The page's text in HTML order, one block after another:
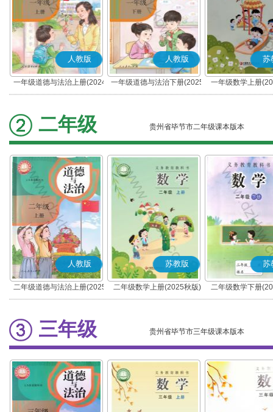
人教版
一年级道德与法治上册(2024
秋版)(部编版)
人教版
一年级道德与法治下册(2025
春版)(部编版)
苏
一年级数学上册
二年级 贵州省毕节市二年级课本版本
人教版
二年级道德与法治上册(2025
秋版)(部编版)
苏教版
二年级数学上册(2025秋版)
苏
二年级数学下册
三年级 贵州省毕节市三年级课本版本